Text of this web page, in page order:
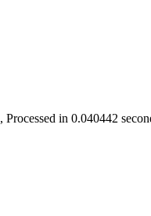
, Processed in 0.040442